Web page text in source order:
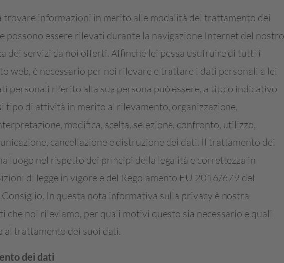
informazioni in merito alle modalità del trattamento dei
possono essere rilevati durante la navigazione Internet del nostro
dei servizi da noi offerti. Affinché lei possa usufruire di tutti i
web, è necessario per noi rilevare e trattare i dati personali a lei
personali riferito alla sua persona può essere, a titolo indicativo
tipo di attività in merito al rilevamento, organizzazione,
modifica, scelta, selezione, confronto, utilizzo,
cancellazione e distruzione dei dati. Il trattamento dei
luogo nel rispetto dei principi della legalità e correttezza in
di legge in vigore e del Regolamento EU 2016/679 del
In questa nota informativa sulla privacy è nostra
che noi rileviamo, per quali motivi questo sia necessario e quali
trattamento dei suoi dati.
dei dati